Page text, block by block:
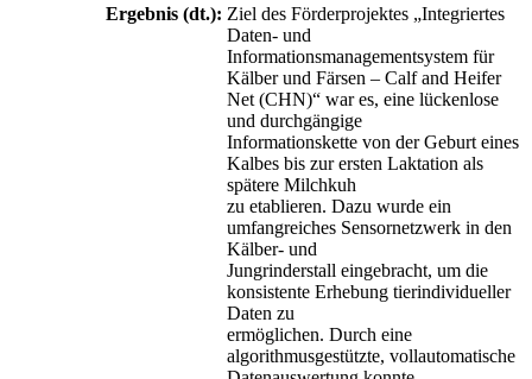
Ergebnis (dt.): Ziel des Förderprojektes „Integriertes
Daten- und
Informationsmanagementsystem für
Kälber und Färsen – Calf and Heifer
Net (CHN)“ war es, eine lückenlose
und durchgängige
Informationskette von der Geburt eines
Kalbes bis zur ersten Laktation als
spätere Milchkuh
zu etablieren. Dazu wurde ein
umfangreiches Sensornetzwerk in den
Kälber- und
Jungrinderstall eingebracht, um die
konsistente Erhebung tierindividueller
Daten zu
ermöglichen. Durch eine
algorithmusgestützte, vollautomatische